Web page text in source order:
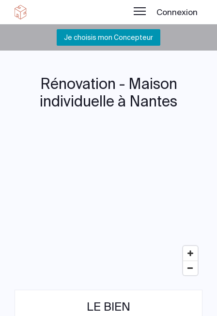
Connexion
Je choisis mon Concepteur
Rénovation - Maison
individuelle à Nantes
LE BIEN